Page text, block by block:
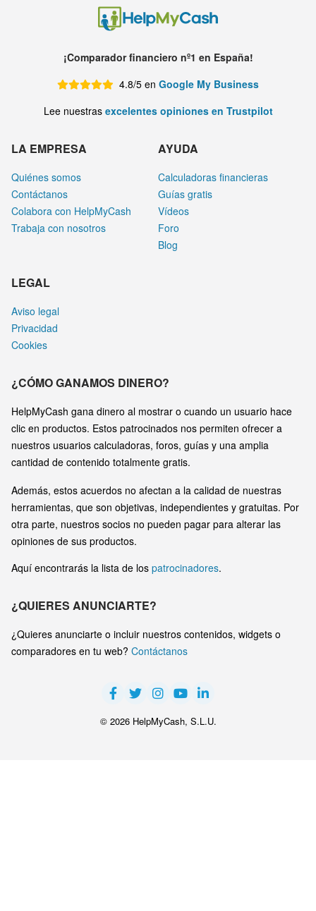
¡Comparador financiero nº1 en España!
4.8/5 en Google My Business
Lee nuestras excelentes opiniones en Trustpilot
LA EMPRESA
Quiénes somos
Contáctanos
Colabora con HelpMyCash
Trabaja con nosotros
AYUDA
Calculadoras financieras
Guías gratis
Vídeos
Foro
Blog
LEGAL
Aviso legal
Privacidad
Cookies
¿CÓMO GANAMOS DINERO?
HelpMyCash gana dinero al mostrar o cuando un usuario hace
clic en productos. Estos patrocinados nos permiten ofrecer a
nuestros usuarios calculadoras, foros, guías y una amplia
cantidad de contenido totalmente gratis.
Además, estos acuerdos no afectan a la calidad de nuestras
herramientas, que son objetivas, independientes y gratuitas. Por
otra parte, nuestros socios no pueden pagar para alterar las
opiniones de sus productos.
Aquí encontrarás la lista de los patrocinadores.
¿QUIERES ANUNCIARTE?
¿Quieres anunciarte o incluir nuestros contenidos, widgets o
comparadores en tu web? Contáctanos
© 2026 HelpMyCash, S.L.U.